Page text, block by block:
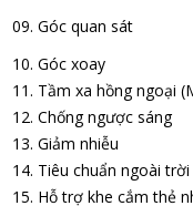
09. Góc quan sát
10. Góc xoay
11. Tầm xa hồng ngoại
12. Chống ngược sáng
13. Giảm nhiễu
14. Tiêu chuẩn ngoài trời
15. Hỗ trợ khe cắm thẻ